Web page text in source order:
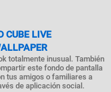
CUBE LIVE
totalmente inusual. También
este fondo de pantalla
tus amigos o familiares a
de aplicación social.